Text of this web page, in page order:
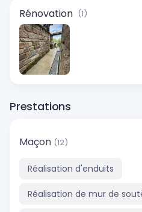
Rénovation (1)
Prestations
Maçon (12)
Réalisation d'enduits
Réalisation de mur de